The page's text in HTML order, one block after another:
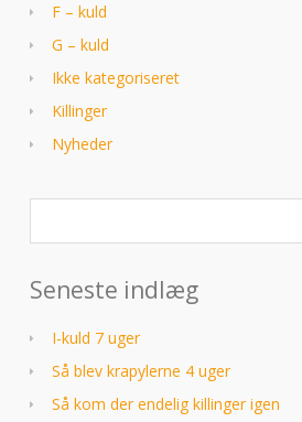
F – kuld
G – kuld
Ikke kategoriseret
Killinger
Nyheder
Seneste indlæg
I-kuld 7 uger
Så blev krapylerne 4 uger
Så kom der endelig killinger igen